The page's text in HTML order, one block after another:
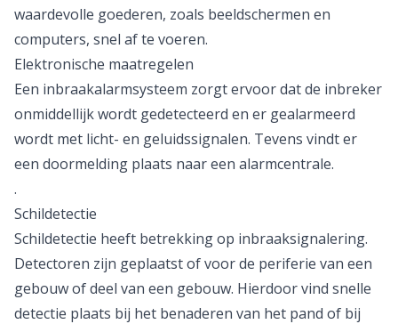
waardevolle goederen, zoals beeldschermen en
computers, snel af te voeren.
Elektronische maatregelen
Een inbraakalarmsysteem zorgt ervoor dat de inbreker
onmiddellijk wordt gedetecteerd en er gealarmeerd
wordt met licht- en geluidssignalen. Tevens vindt er
een doormelding plaats naar een alarmcentrale.
.
Schildetectie
Schildetectie heeft betrekking op inbraaksignalering.
Detectoren zijn geplaatst of voor de periferie van een
gebouw of deel van een gebouw. Hierdoor vind snelle
detectie plaats bij het benaderen van het pand of bij